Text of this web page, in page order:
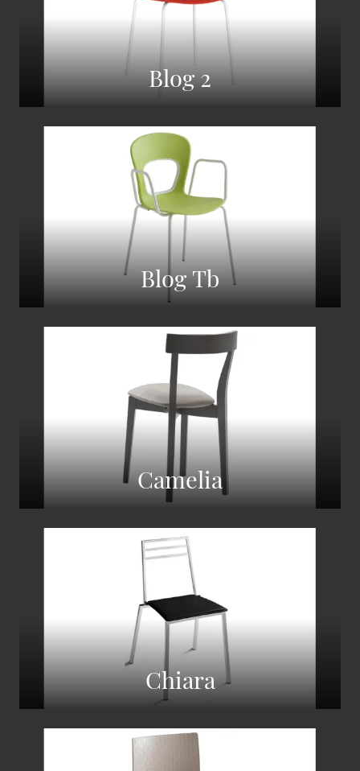
Blog 2
Blog Tb
Camelia
Chiara